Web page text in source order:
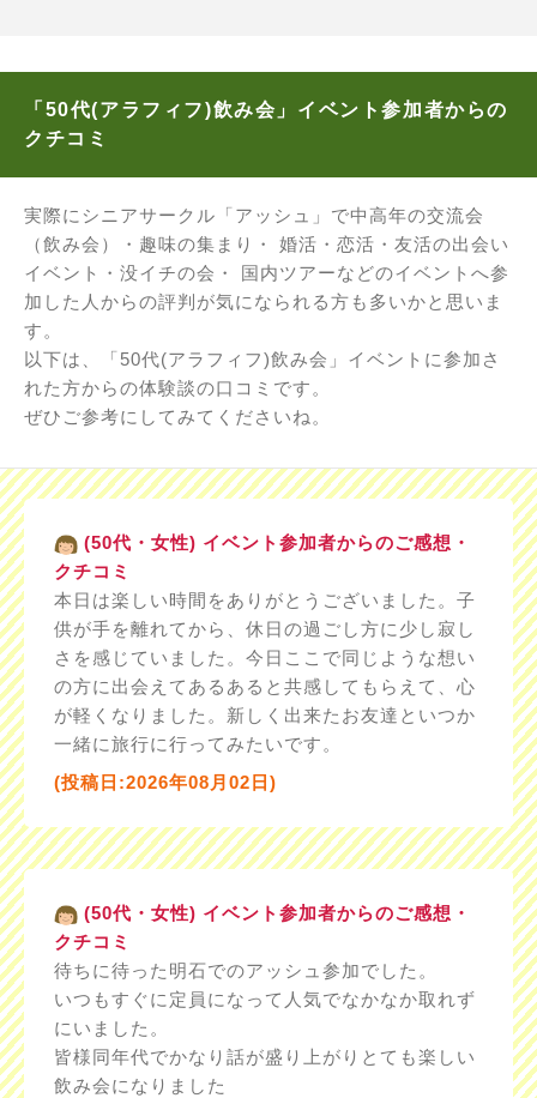
「50代(アラフィフ)飲み会」イベント参加者からの
クチコミ
実際にシニアサークル「アッシュ」で中高年の交流会
（飲み会）・趣味の集まり・ 婚活・恋活・友活の出会い
イベント・没イチの会・ 国内ツアーなどのイベントへ参
加した人からの評判が気になられる方も多いかと思いま
す。
以下は、「50代(アラフィフ)飲み会」イベントに参加さ
れた方からの体験談の口コミです。
ぜひご参考にしてみてくださいね。
(50代・女性) イベント参加者からのご感想・
クチコミ
本日は楽しい時間をありがとうございました。子
供が手を離れてから、休日の過ごし方に少し寂し
さを感じていました。今日ここで同じような想い
の方に出会えてあるあると共感してもらえて、心
が軽くなりました。新しく出来たお友達といつか
一緒に旅行に行ってみたいです。
(投稿日:2026年08月02日)
(50代・女性) イベント参加者からのご感想・
クチコミ
待ちに待った明石でのアッシュ参加でした。
いつもすぐに定員になって人気でなかなか取れず
にいました。
皆様同年代でかなり話が盛り上がりとても楽しい
飲み会になりました